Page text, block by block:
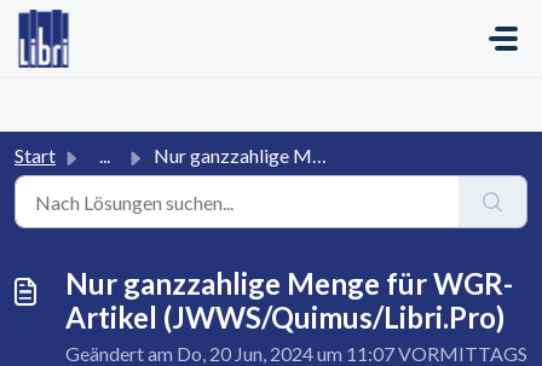
Zum hauptsächlichen Inhalt gehen
Start ... Nur ganzzahlige Menge für WGR-Artikel (JWWS/Quimus/Libri....
Nur ganzzahlige Menge für WGR-
Artikel (JWWS/Quimus/Libri.Pro)
Geändert am Do, 20 Jun, 2024 um 11:07 VORMITTAGS